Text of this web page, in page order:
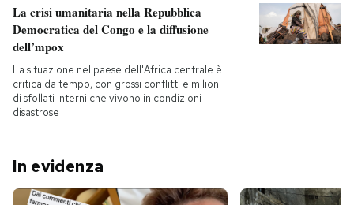
I MIEI PREFERITI
CALENDARIO
AREA PERSONALE
Entra
La crisi umanitaria nella Repubblica
Democratica del Congo e la diffusione
dell’mpox
La situazione nel paese dell'Africa centrale è
critica da tempo, con grossi conflitti e milioni
di sfollati interni che vivono in condizioni
disastrose
In evidenza